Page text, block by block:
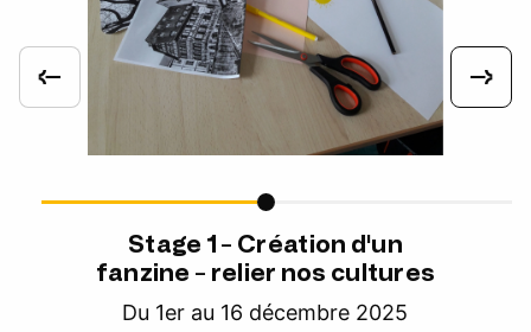
Stage 1 - Création d'un
fanzine - relier nos cultures
Du 1er au 16 décembre 2025